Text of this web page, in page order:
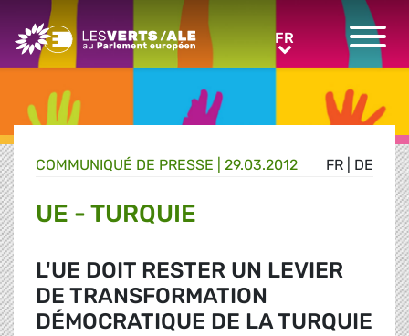
Greens/EFA Home FR
FR DE
COMMUNIQUÉ DE PRESSE 29.03.2012
UE - TURQUIE
L'UE DOIT RESTER UN LEVIER
DE TRANSFORMATION
DÉMOCRATIQUE DE LA TURQUIE